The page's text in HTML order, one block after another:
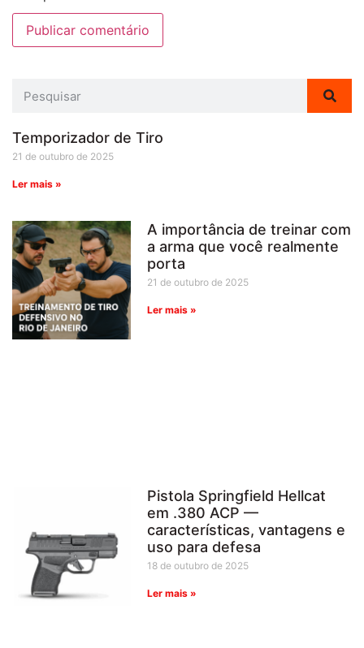
Temporizador de Tiro
21 de outubro de 2025
Ler mais »
A importância de treinar com
a arma que você realmente
porta
21 de outubro de 2025
Ler mais »
Pistola Springfield Hellcat
em .380 ACP —
características, vantagens e
uso para defesa
18 de outubro de 2025
Ler mais »